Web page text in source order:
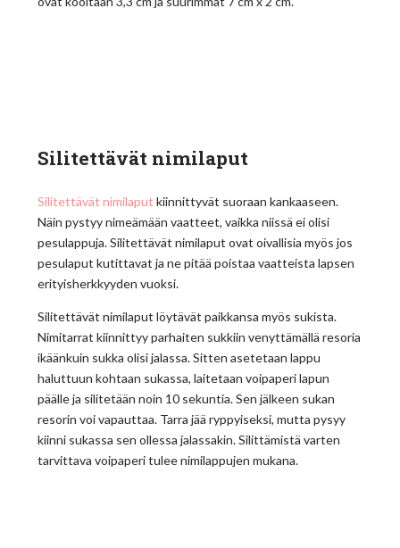
Silitettävät nimilaput
Silitettävät nimilaput kiinnittyvät suoraan kankaaseen.
Näin pystyy nimeämään vaatteet, vaikka niissä ei olisi
pesulappuja. Silitettävät nimilaput ovat oivallisia myös jos
pesulaput kutittavat ja ne pitää poistaa vaatteista lapsen
erityisherkkyyden vuoksi.
Silitettävät nimilaput löytävät paikkansa myös sukista.
Nimitarrat kiinnittyy parhaiten sukkiin venyttämällä resoria
ikäänkuin sukka olisi jalassa. Sitten asetetaan lappu
haluttuun kohtaan sukassa, laitetaan voipaperi lapun
päälle ja silitetään noin 10 sekuntia. Sen jälkeen sukan
resorin voi vapauttaa. Tarra jää ryppyiseksi, mutta pysyy
kiinni sukassa sen ollessa jalassakin. Silittämistä varten
tarvittava voipaperi tulee nimilappujen mukana.